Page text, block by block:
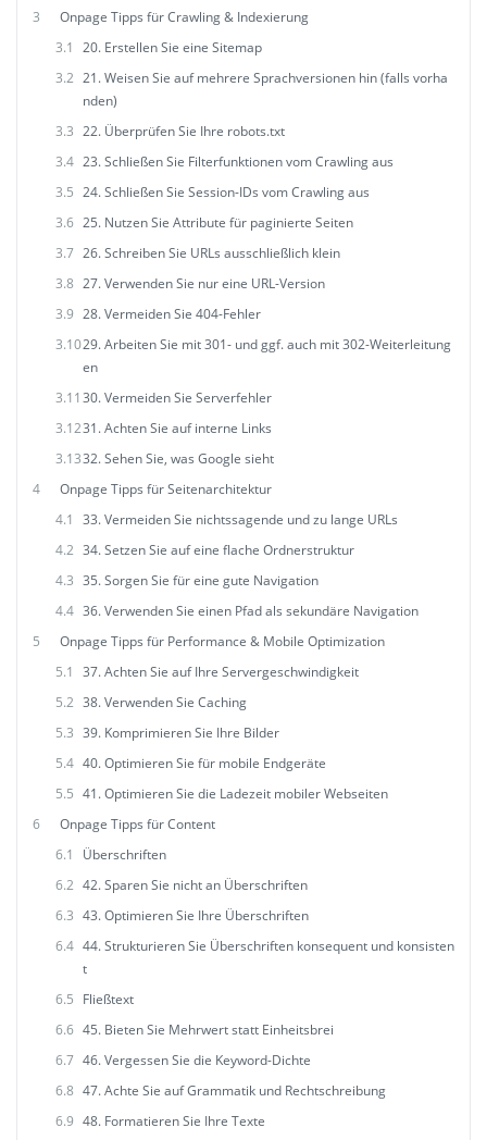
3
Onpage Tipps für Crawling & Indexierung
3.1
20. Erstellen Sie eine Sitemap
3.2 21. Weisen Sie auf mehrere Sprachversionen hin (falls vorha
nden)
3.3 22. Überprüfen Sie Ihre robots.txt
3.4 23. Schließen Sie Filterfunktionen vom Crawling aus
3.5 24. Schließen Sie Session-IDs vom Crawling aus
3.6 25. Nutzen Sie Attribute für paginierte Seiten
3.7 26. Schreiben Sie URLs ausschließlich klein
3.8 27. Verwenden Sie nur eine URL-Version
3.9 28. Vermeiden Sie 404-Fehler
3.1029. Arbeiten Sie mit 301- und ggf. auch mit 302-Weiterleitung
en
3.11 30. Vermeiden Sie Serverfehler
3.1231. Achten Sie auf interne Links
3.1332. Sehen Sie, was Google sieht
4
Onpage Tipps für Seitenarchitektur
4.1
33. Vermeiden Sie nichtssagende und zu lange URLs
4.2 34. Setzen Sie auf eine flache Ordnerstruktur
4.3 35. Sorgen Sie für eine gute Navigation
4.4 36. Verwenden Sie einen Pfad als sekundäre Navigation
5
Onpage Tipps für Performance & Mobile Optimization
5.1
37. Achten Sie auf Ihre Servergeschwindigkeit
5.2 38. Verwenden Sie Caching
5.3 39. Komprimieren Sie Ihre Bilder
5.4 40. Optimieren Sie für mobile Endgeräte
5.5 41. Optimieren Sie die Ladezeit mobiler Webseiten
6
Onpage Tipps für Content
6.1
Überschriften
6.2 42. Sparen Sie nicht an Überschriften
6.3 43. Optimieren Sie Ihre Überschriften
6.4 44. Strukturieren Sie Überschriften konsequent und konsisten
t
6.5 Fließtext
6.6 45. Bieten Sie Mehrwert statt Einheitsbrei
6.7 46. Vergessen Sie die Keyword-Dichte
6.8 47. Achte Sie auf Grammatik und Rechtschreibung
6.9 48. Formatieren Sie Ihre Texte